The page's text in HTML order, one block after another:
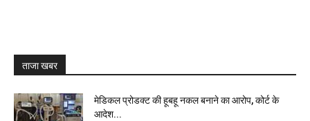
ताजा खबर
मेडिकल प्रोडक्ट की हूबहू नकल बनाने का आरोप, कोर्ट के
आदेश...